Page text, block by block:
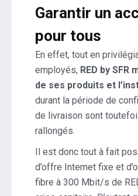
Garantir un
pour tous
En effet, tout en
employés, RED by
de ses produits et
durant la période de
de livraison sont
rallongés.
Il est donc tout à fait
d’offre Internet fixe et
fibre à 300 Mbit/s de